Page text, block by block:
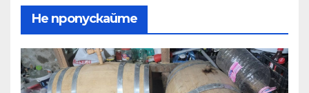
Не пропускайте